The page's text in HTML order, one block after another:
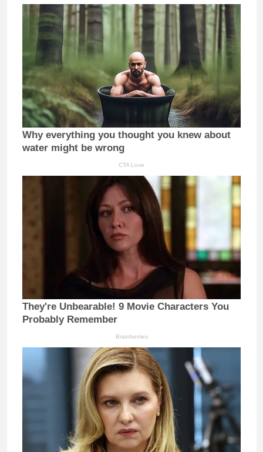
Why everything you thought you knew about
water might be wrong
CTA Love
They're Unbearable! 9 Movie Characters You
Probably Remember
Brainberries